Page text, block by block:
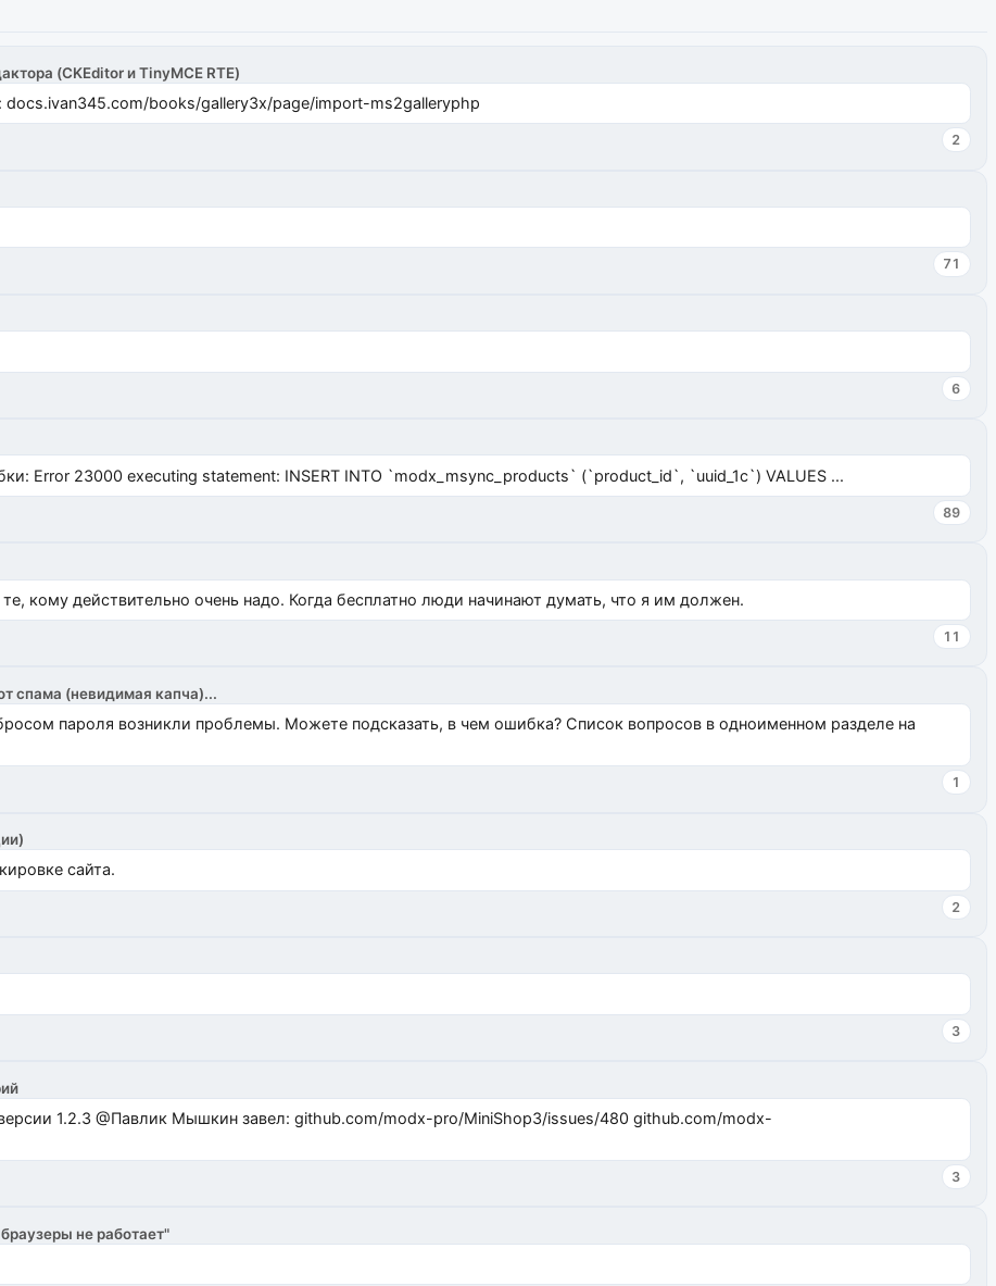
(CKEditor и TinyMCE RTE)
docs.ivan345.com/books/gallery3x/page/import-ms2galleryphp
2
71
6
Error 23000 executing statement: INSERT INTO `modx_msync_products` (`product_id`, `uuid_1c`) VALUES ...
89
кому действительно очень надо. Когда бесплатно люди начинают думать, что я им должен.
11
спама (невидимая капча)...
пароля возникли проблемы. Можете подсказать, в чем ошибка? Список вопросов в одноименном разделе на
1
сайта.
2
3
github.com/modx-pro/MiniShop3/issues/480 github.com/modx-
3
не работает"